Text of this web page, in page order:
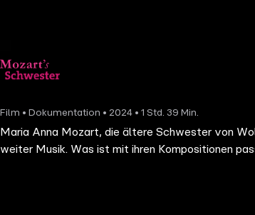
page
Film • Dokumentation • 2024 • 1 Std. 39 Min.
Maria Anna Mozart, die ältere Schwester von
weiter Musik. Was ist mit ihren Kompositionen